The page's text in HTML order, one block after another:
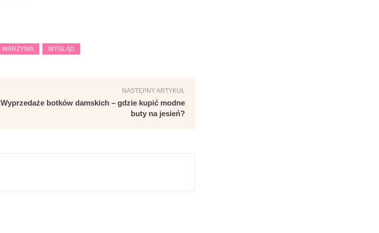
WARZYWA WYGLĄD
NASTĘPNY ARTYKUŁ
Wyprzedaże botków damskich – gdzie kupić modne
buty na jesień?